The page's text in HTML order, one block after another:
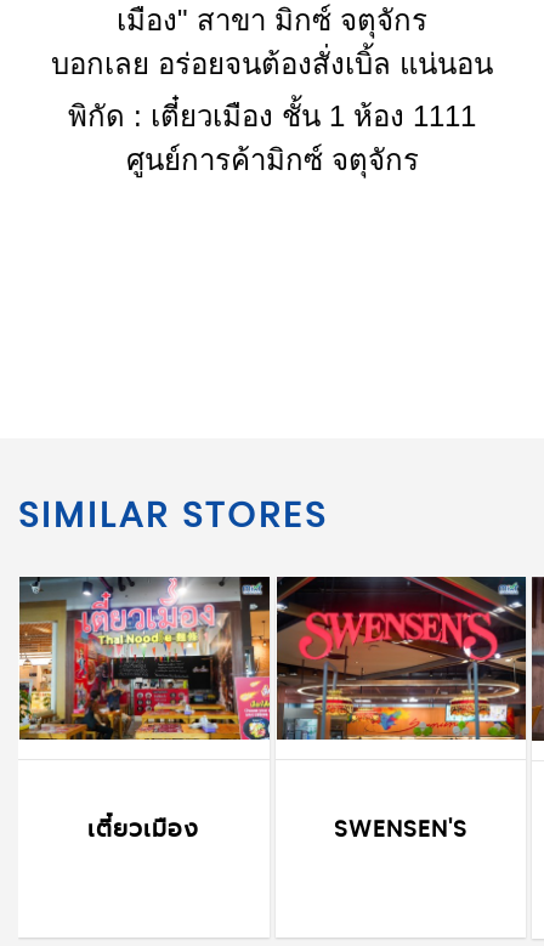
เมือง" สาขา มิกซ์ จตุจักร
บอกเลย อร่อยจนต้องสั่งเบิ้ล แน่นอน
พิกัด : เตี๋ยวเมือง ชั้น 1 ห้อง 1111
ศูนย์การค้ามิกซ์ จตุจักร
SIMILAR STORES
เตี๋ยวเมือง SWENSEN'S